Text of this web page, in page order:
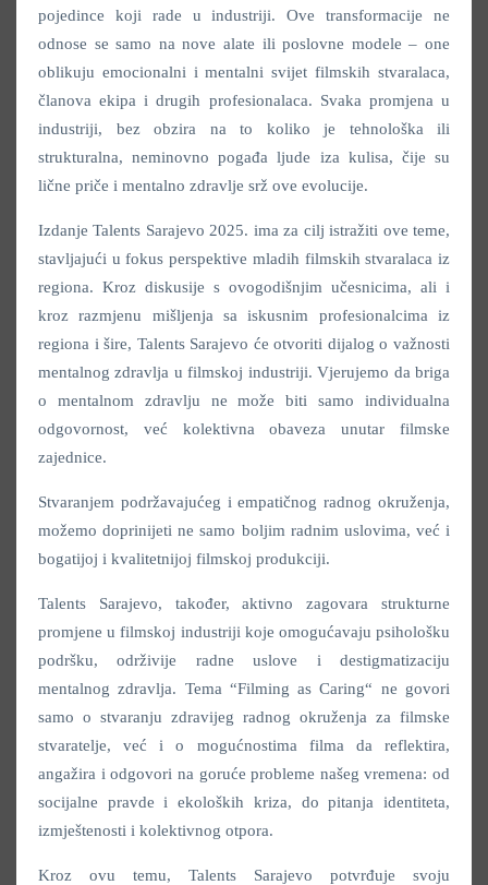
pojedince koji rade u industriji. Ove transformacije ne
odnose se samo na nove alate ili poslovne modele – one
oblikuju emocionalni i mentalni svijet filmskih stvaralaca,
članova ekipa i drugih profesionalaca. Svaka promjena u
industriji, bez obzira na to koliko je tehnološka ili
strukturalna, neminovno pogađa ljude iza kulisa, čije su
lične priče i mentalno zdravlje srž ove evolucije.
Izdanje Talents Sarajevo 2025. ima za cilj istražiti ove teme,
stavljajući u fokus perspektive mladih filmskih stvaralaca iz
regiona. Kroz diskusije s ovogodišnjim učesnicima, ali i
kroz razmjenu mišljenja sa iskusnim profesionalcima iz
regiona i šire, Talents Sarajevo će otvoriti dijalog o važnosti
mentalnog zdravlja u filmskoj industriji. Vjerujemo da briga
o mentalnom zdravlju ne može biti samo individualna
odgovornost, već kolektivna obaveza unutar filmske
zajednice.
Stvaranjem podržavajućeg i empatičnog radnog okruženja,
možemo doprinijeti ne samo boljim radnim uslovima, već i
bogatijoj i kvalitetnijoj filmskoj produkciji.
Talents Sarajevo, također, aktivno zagovara strukturne
promjene u filmskoj industriji koje omogućavaju psihološku
podršku, održivije radne uslove i destigmatizaciju
mentalnog zdravlja. Tema “Filming as Caring“ ne govori
samo o stvaranju zdravijeg radnog okruženja za filmske
stvaratelje, već i o mogućnostima filma da reflektira,
angažira i odgovori na goruće probleme našeg vremena: od
socijalne pravde i ekoloških kriza, do pitanja identiteta,
izmještenosti i kolektivnog otpora.
Kroz ovu temu, Talents Sarajevo potvrđuje svoju